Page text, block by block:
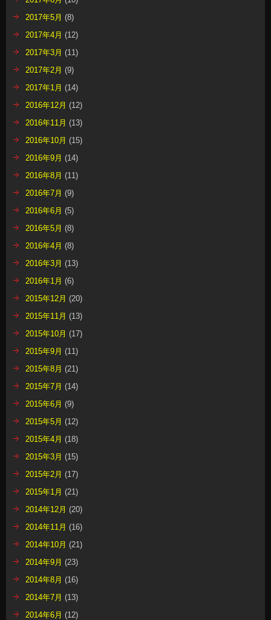
2017年5月 (8)
2017年4月 (12)
2017年3月 (11)
2017年2月 (9)
2017年1月 (14)
2016年12月 (12)
2016年11月 (13)
2016年10月 (15)
2016年9月 (14)
2016年8月 (11)
2016年7月 (9)
2016年6月 (5)
2016年5月 (8)
2016年4月 (8)
2016年3月 (13)
2016年1月 (6)
2015年12月 (20)
2015年11月 (13)
2015年10月 (17)
2015年9月 (11)
2015年8月 (21)
2015年7月 (14)
2015年6月 (9)
2015年5月 (12)
2015年4月 (18)
2015年3月 (15)
2015年2月 (17)
2015年1月 (21)
2014年12月 (20)
2014年11月 (16)
2014年10月 (21)
2014年9月 (23)
2014年8月 (16)
2014年7月 (13)
2014年6月 (12)